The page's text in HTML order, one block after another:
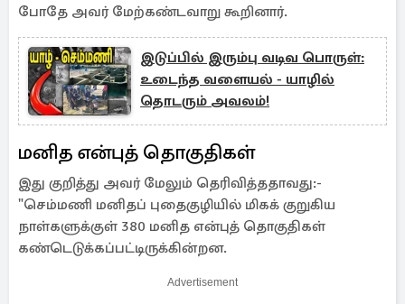
போதே அவர் மேற்கண்டவாறு கூறினார்.
இடுப்பில் இரும்பு வடிவ பொருள்:
உடைந்த வளையல் - யாழில்
தொடரும் அவலம்!
மனித என்புத் தொகுதிகள்
இது குறித்து அவர் மேலும் தெரிவித்ததாவது:-
"செம்மணி மனிதப் புதைகுழியில் மிகக் குறுகிய
நாள்களுக்குள் 380 மனித என்புத் தொகுதிகள்
கண்டெடுக்கப்பட்டிருக்கின்றன.
Advertisement